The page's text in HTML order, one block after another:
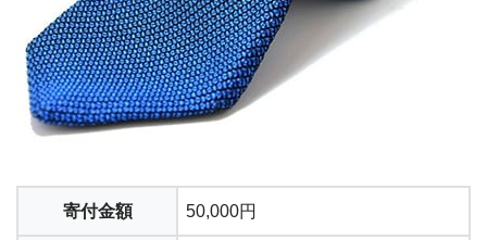
寄付金額 50,000円